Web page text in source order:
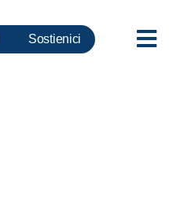
Sostienici